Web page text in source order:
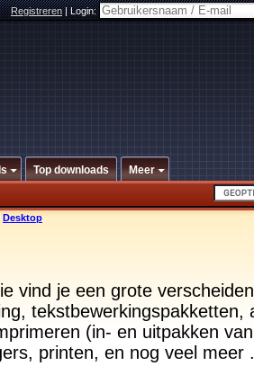
Registreren|Login:
Top downloads Meer
Desktop
vind je een grote
tekstbewerkingspakketten,
(in- en uitpakken
printen, en nog veel meer